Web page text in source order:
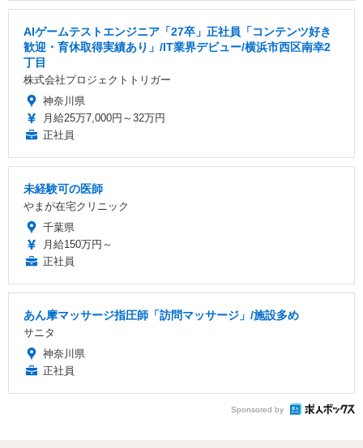
AIゲームテストエンジニア「27卒」正社員「コンテンツ好き
歓迎・育休取得実績あり」/IT業界デビュー/横浜市西区南幸2
丁目
株式会社プロジェクトトリガー
神奈川県
月給25万7,000円～32万円
正社員
未経験可の医師
やまが在宅クリニック
千葉県
月給150万円～
正社員
あん摩マッサージ指圧師「訪問マッサージ」/施設多め
サニタ
神奈川県
正社員
Sponsored by